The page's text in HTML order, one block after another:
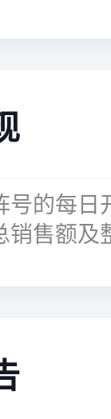
号的每日
销售额及